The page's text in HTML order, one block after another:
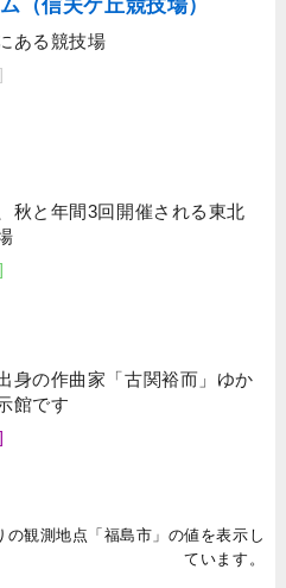
（信夫ケ丘競技場）
ある競技場
秋と年間3回開催される東北
身の作曲家「古関裕而」ゆか
館です
観測地点「福島市」の値を表示し
ています。